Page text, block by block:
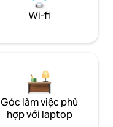
Wi-fi
Góc làm việc phù
hợp với laptop